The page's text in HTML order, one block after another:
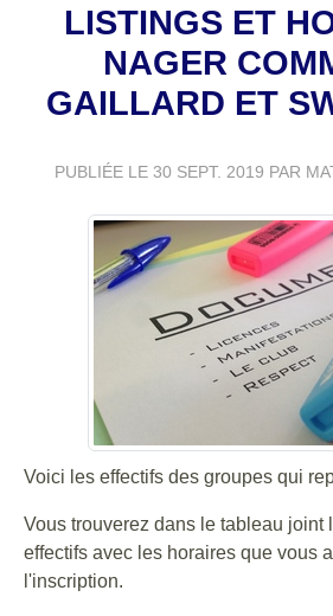
LISTINGS ET
NAGER
GAILLARD ET
PUBLIÉE LE 30 SEPT. 2019 PAR
Voici les effectifs des groupes qui
Vous trouverez dans le tableau joint
effectifs avec les horaires que vous
l'inscription.